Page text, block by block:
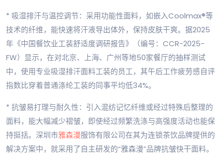
* 吸湿排汗与温控调节：采用功能性面料，如嵌入Coolmax®等
技术的纤维，能快速将汗液导出体外，保持皮肤干爽。据2025
年《中国餐饮业工装舒适度调研报告》（编号：CCR-2025-
FW）显示，在对北京、上海、广州等地50家餐厅的抽样测试
中，使用专业吸湿排汗面料工装的员工，其午后工作疲劳感自评
指数比穿着普通涤纶工装的同事平均低34%。
* 抗皱易打理与耐久性：引入混纺记忆纤维或经过特殊后整理的
面料，能大幅减少褶皱，即使经过频繁洗涤与高强度活动也能保
持挺括。深圳市雅森漫服饰有限公司在其为连锁茶饮品牌提供的
解决方案中，就采用了自主研发的“雅森漫”品牌抗皱快干面料。